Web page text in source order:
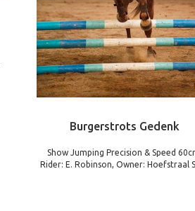
Burgerstrots Gedenk
Show Jumping Precision & Speed
Rider: E. Robinson, Owner: Hoefstraal